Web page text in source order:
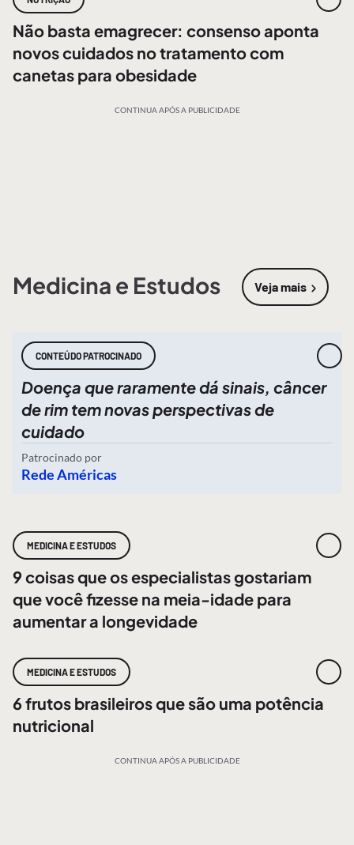
Não basta emagrecer: consenso aponta
novos cuidados no tratamento com
canetas para obesidade
CONTINUA APÓS A PUBLICIDADE
Medicina e Estudos Veja mais
sobre
CONTEÚDO PATROCINADO
Doença que raramente dá sinais, câncer
de rim tem novas perspectivas de
cuidado
Patrocinado por
Rede Américas
MEDICINA E ESTUDOS
9 coisas que os especialistas gostariam
que você fizesse na meia-idade para
aumentar a longevidade
MEDICINA E ESTUDOS
6 frutos brasileiros que são uma potência
nutricional
CONTINUA APÓS A PUBLICIDADE